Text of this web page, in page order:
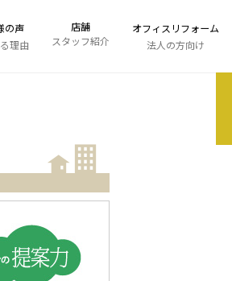
の声
理由
店舗
スタッフ紹介
オフィスリフォーム
法人の方向け